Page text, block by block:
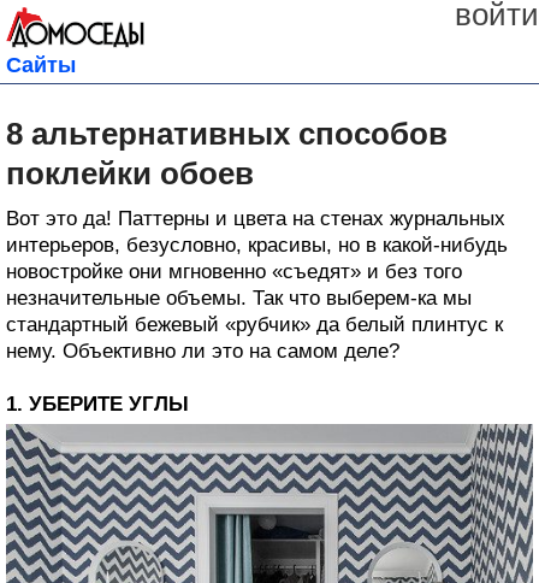
войти
Сайты
8 альтернативных способов
поклейки обоев
Bот это да! Паттерны и цвета на стенах журнальных
интерьеров, безусловно, красивы, но в какой-нибудь
новостройке они мгновенно «съедят» и без того
незначительные объемы. Так что выберем-ка мы
стандартный бежевый «рубчик» да белый плинтус к
нему. Объективно ли это на самом деле?
1. УБЕРИТЕ УГЛЫ